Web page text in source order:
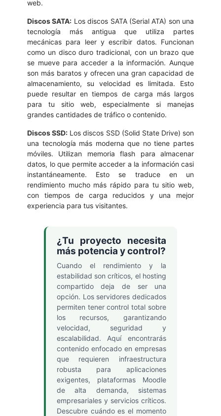
web.
Discos SATA: Los discos SATA (Serial ATA) son una
tecnología más antigua que utiliza partes
mecánicas para leer y escribir datos. Funcionan
como un disco duro tradicional, con un brazo que
se mueve para acceder a la información. Aunque
son más baratos y ofrecen una gran capacidad de
almacenamiento, su velocidad es limitada. Esto
puede resultar en tiempos de carga más largos
para tu sitio web, especialmente si manejas
grandes cantidades de tráfico o contenido.
Discos SSD: Los discos SSD (Solid State Drive) son
una tecnología más moderna que no tiene partes
móviles. Utilizan memoria flash para almacenar
datos, lo que permite acceder a la información casi
instantáneamente. Esto se traduce en un
rendimiento mucho más rápido para tu sitio web,
con tiempos de carga reducidos y una mejor
experiencia para tus visitantes.
¿Tu proyecto necesita
más potencia y control?
Cuando el rendimiento y la
estabilidad son críticos, el hosting
compartido deja de ser una
opción. Los servidores dedicados
permiten tener control total sobre
los recursos, garantizando
velocidad, seguridad y
escalabilidad. Aquí encontrarás
contenido enfocado en empresas
que requieren infraestructura
robusta para aplicaciones
exigentes, plataformas Moodle
de alta demanda, sistemas
empresariales y servicios críticos.
Descubre cuándo es el momento